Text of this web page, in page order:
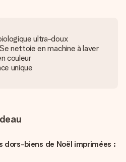
ultra-doux
nettoie en machine à laver
couleur
unique
dors-biens de Noël imprimées :